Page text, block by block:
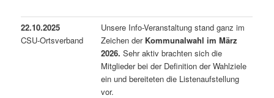
22.10.2025
CSU-Ortsverband
Unsere Info-Veranstaltung stand ganz im
Zeichen der Kommunalwahl im März
2026. Sehr aktiv brachten sich die
Mitglieder bei der Definition der Wahlziele
ein und bereiteten die Listenaufstellung
vor.